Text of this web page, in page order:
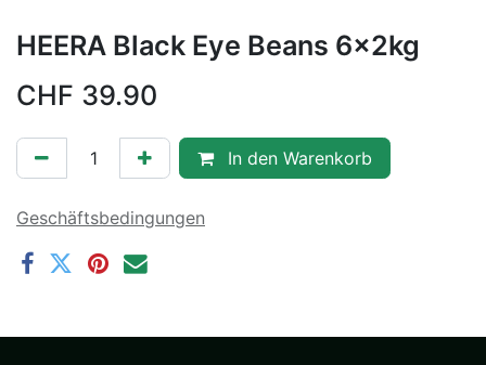
HEERA Black Eye Beans 6x2kg
CHF 39.90
In den Warenkorb
Geschäftsbedingungen